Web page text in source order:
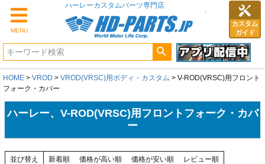
MENU
カスタム
ガイド
HOME VROD VROD(VRSC)用ボディ・カスタム
V-ROD(VRSC)用フロント
フォーク・カバー
ハーレー、V-ROD(VRSC)用フロントフォーク・カバ
ー
並び替え 新着順 価格が高い順 価格が安い順 レビュー順